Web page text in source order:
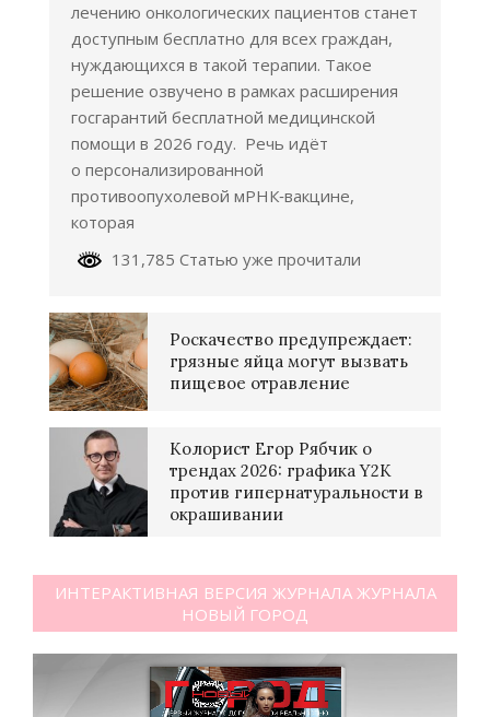
лечению онкологических пациентов станет
доступным бесплатно для всех граждан,
нуждающихся в такой терапии. Такое
решение озвучено в рамках расширения
госгарантий бесплатной медицинской
помощи в 2026 году. Речь идёт
о персонализированной
противоопухолевой мРНК‑вакцине,
которая
131,785 Статью уже прочитали
Роскачество предупреждает:
грязные яйца могут вызвать
пищевое отравление
Колорист Егор Рябчик о
трендах 2026: графика Y2K
против гипернатуральности в
окрашивании
ИНТЕРАКТИВНАЯ ВЕРСИЯ ЖУРНАЛА ЖУРНАЛА
НОВЫЙ ГОРОД